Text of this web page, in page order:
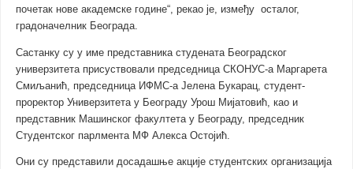
почетак нове академске године“, рекао је, између осталог,
градоначелник Београда.
Састанку су у име представника студената Београдског
универзитета присуствовали председница СКОНУС-а Маргарета
Смиљанић, председница ИФМС-а Јелена Букарац, студент-
проректор Универзитета у Београду Урош Мијатовић, као и
представник Машинског факултета у Београду, председник
Студентског парлмента МФ Алекса Остојић.
Они су представили досадашње акције студентских организација